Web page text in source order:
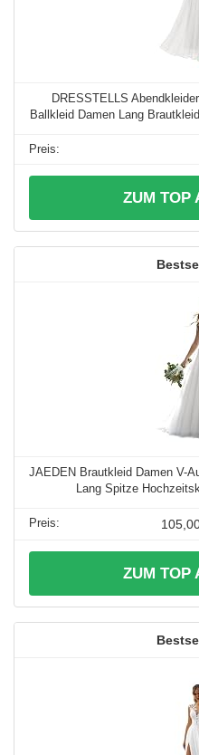
DRESSTELLS
Ballkleid Damen Lang
ZUM TOP
JAEDEN Brautkleid Damen V-
Lang Spitze
ZUM TOP